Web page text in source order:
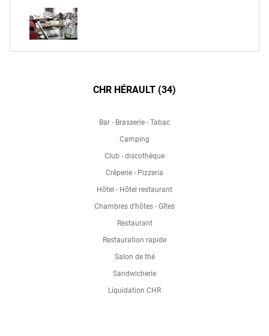
CHR HÉRAULT (34)
Bar - Brasserie - Tabac
Camping
Club - discothèque
Crêperie - Pizzeria
Hôtel - Hôtel restaurant
Chambres d'hôtes - Gîtes
Restaurant
Restauration rapide
Salon de thé
Sandwicherie
Liquidation CHR